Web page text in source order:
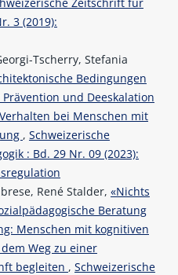
3 (2019):
Tscherry, Stefania
Bedingungen
und Deeskalation
bei Menschen mit
, Schweizerische
: Bd. 29 Nr. 09 (2023):
René Stalder, «Nichts
Beratung
Menschen mit kognitiven
Weg zu einer
begleiten , Schweizerische